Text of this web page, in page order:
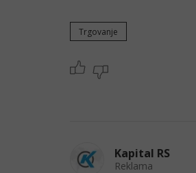
Trgovanje
Kapital RS
Reklama